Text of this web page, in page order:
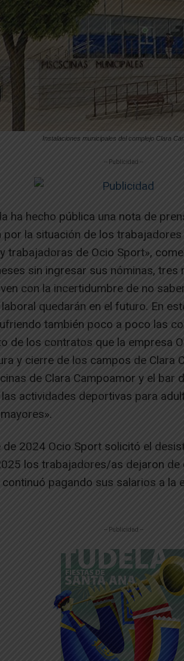
Instalaciones municipales del complejo Clara
-- Publicidad --
ha hecho pública una nota de
por la situación de los
trabajadoras de Ocio Sport»,
sin ingresar sus nóminas, tres
con la incertidumbre de no
quedarán en el futuro. En
también poco a poco las
de los contratos que la empresa
y cierre de los campos de Clara
de Clara Campoamor y el bar
actividades deportivas para
de 2024 Ocio Sport solicitó el
los trabajadores/as dejaron de
continuó pagando sus salarios a la
-- Publicidad --